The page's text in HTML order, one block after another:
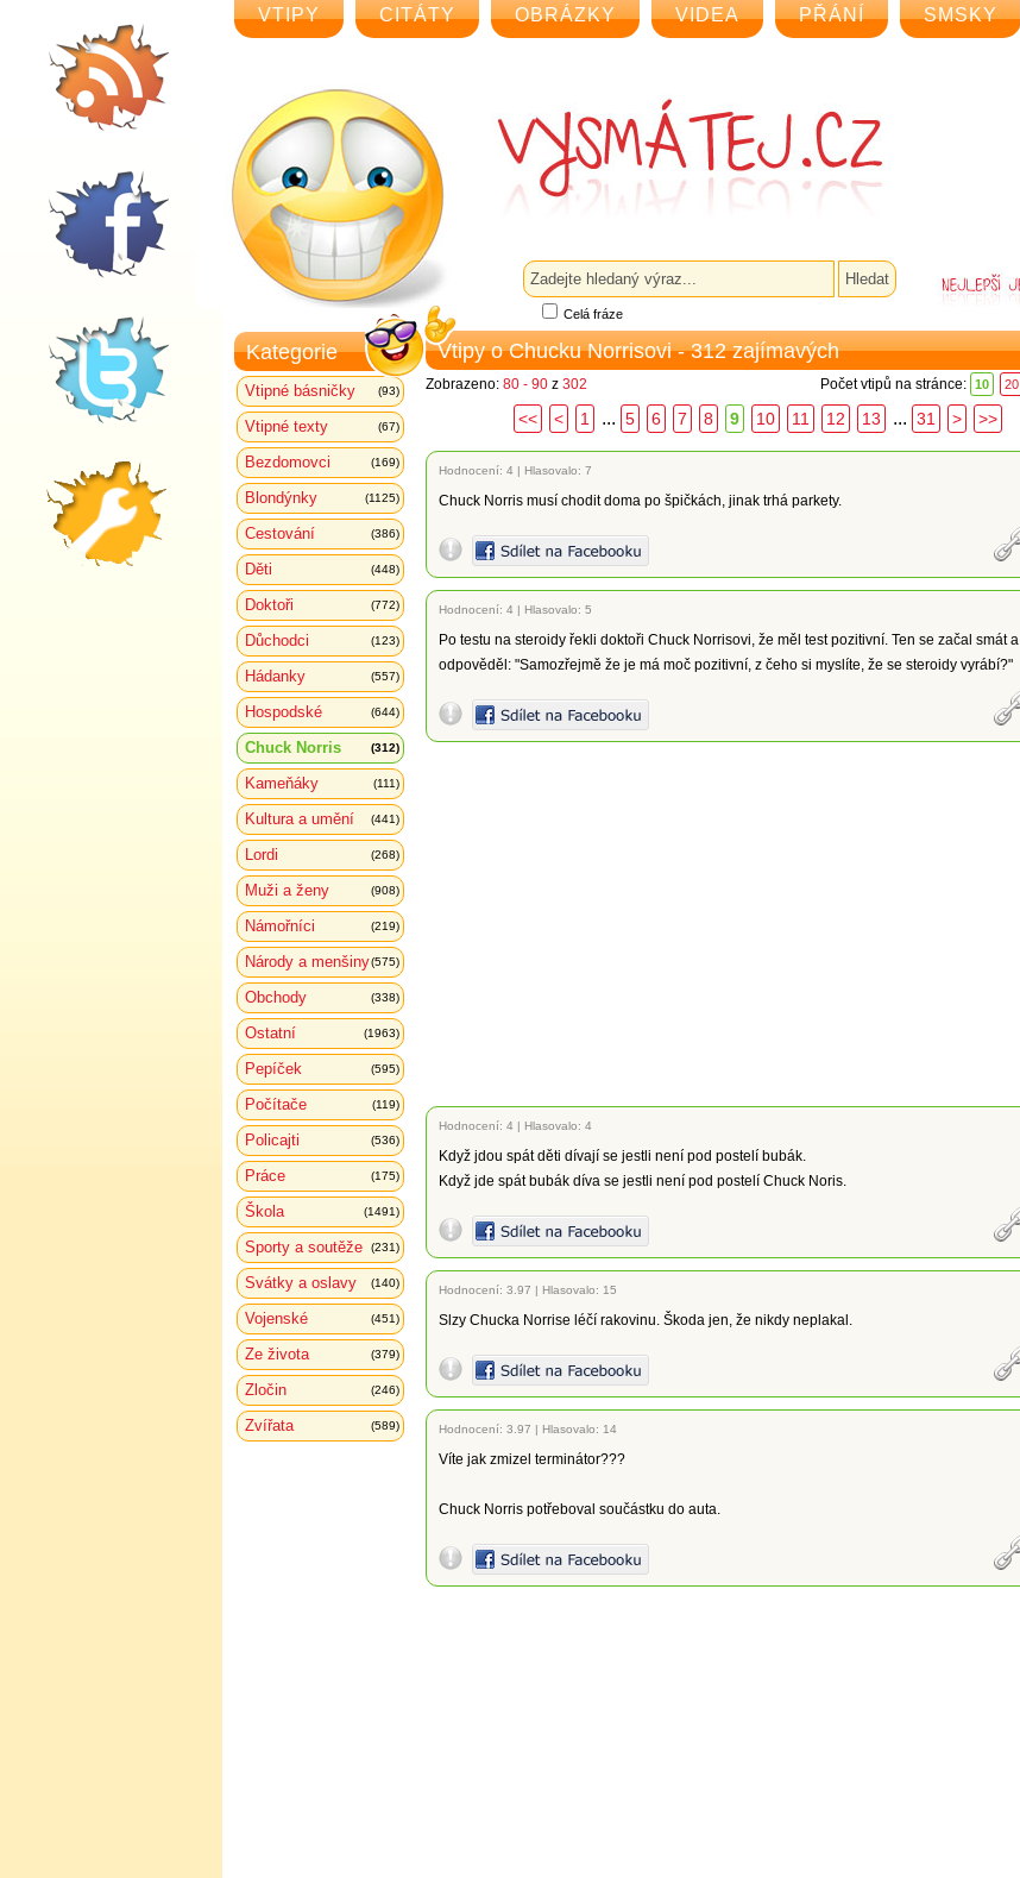
VTIPY CITÁTY OBRÁZKY VIDEA PŘÁNÍ SMSKY
Celá fráze
Kategorie
Vtipné básničky (93)
Vtipné texty (67)
Bezdomovci (169)
Blondýnky (1125)
Cestování (386)
Děti (448)
Doktoři (772)
Důchodci (123)
Hádanky (557)
Hospodské (644)
Chuck Norris (312)
Kameňáky (111)
Kultura a umění (441)
Lordi (268)
Muži a ženy (908)
Námořníci (219)
Národy a menšiny(575)
Obchody (338)
Ostatní (1963)
Pepíček (595)
Počítače (119)
Policajti (536)
Práce (175)
Škola (1491)
Sporty a soutěže (231)
Svátky a oslavy (140)
Vojenské (451)
Ze života (379)
Zločin (246)
Zvířata (589)
Vtipy o Chucku Norrisovi - 312 zajímavých
Zobrazeno: 80 - 90 z 302 Počet vtipů na stránce: 10 20
<< < 1 ... 5 6 7 8 9 10 11 12 13 ... 31 > >>
Hodnocení: 4 | Hlasovalo: 7
Chuck Norris musí chodit doma po špičkách, jinak trhá parkety.
Hodnocení: 4 | Hlasovalo: 5
Po testu na steroidy řekli doktoři Chuck Norrisovi, že měl test pozitivní. Ten se začal smát a
odpověděl: "Samozřejmě že je má moč pozitivní, z čeho si myslíte, že se steroidy vyrábí?"
Hodnocení: 4 | Hlasovalo: 4
Když jdou spát děti dívají se jestli není pod postelí bubák.
Když jde spát bubák díva se jestli není pod postelí Chuck Noris.
Hodnocení: 3.97 | Hlasovalo: 15
Slzy Chucka Norrise léčí rakovinu. Škoda jen, že nikdy neplakal.
Hodnocení: 3.97 | Hlasovalo: 14
Víte jak zmizel terminátor???
Chuck Norris potřeboval součástku do auta.